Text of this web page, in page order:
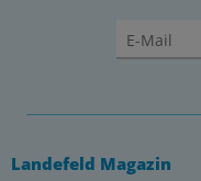
Landefeld Magazin